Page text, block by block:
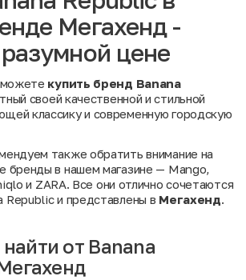
Мегахенд -
цене
купить бренд Banana
своей качественной и стильной
классику и современную городскую
также обратить внимание на
бренды в нашем магазине — Mango,
и ZARA. Все они отлично сочетаются
и представлены в Мегахенд.
от Banana